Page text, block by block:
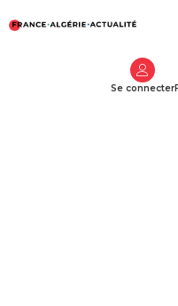
Se connecter